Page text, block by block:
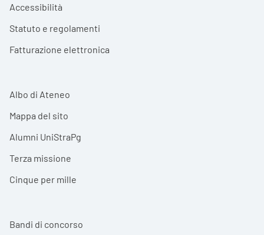
Accessibilità
Statuto e regolamenti
Fatturazione elettronica
Albo di Ateneo
Mappa del sito
Alumni UniStraPg
Terza missione
Cinque per mille
Bandi di concorso